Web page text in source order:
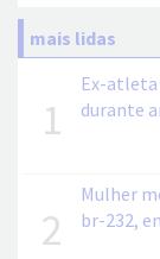
mais lidas
1
Ex-atleta
durante
2
Mulher
br-232,